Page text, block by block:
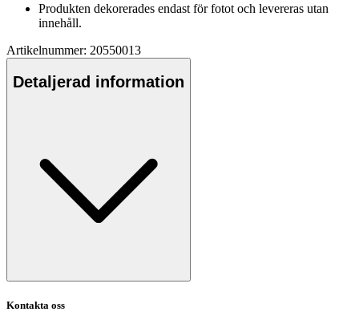
Produkten dekorerades endast för fotot och levereras utan
innehåll.
Artikelnummer: 20550013
Detaljerad information
Kontakta oss